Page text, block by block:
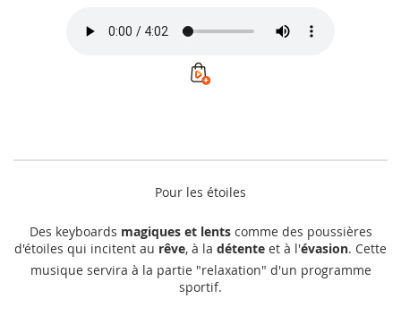
Pour les étoiles
Des keyboards magiques et lentscomme des poussières
d'étoiles qui incitent au rêve, à la détente et à l'évasion. Cette
musique servira à la partie "relaxation" d'un programme
sportif.